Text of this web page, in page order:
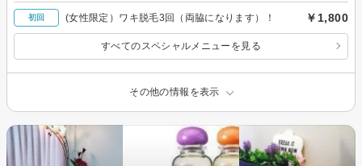
初回 (女性限定）ワキ脱毛3回（両脇になります）！ ￥1,800
すべてのスペシャルメニューを見る
その他の情報を表示